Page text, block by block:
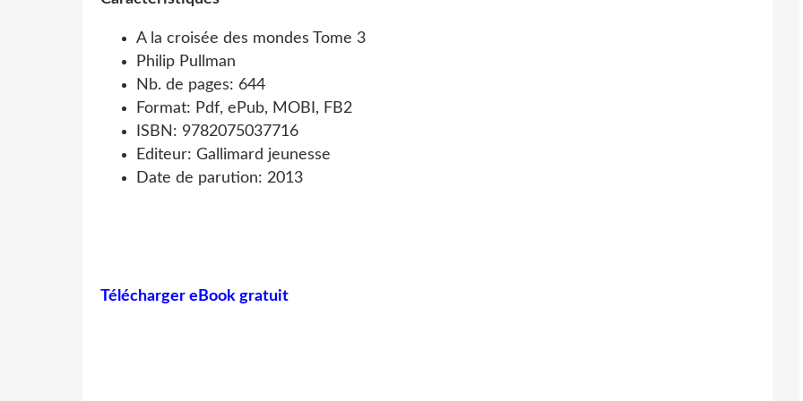
A la croisée des mondes Tome 3
Philip Pullman
Nb. de pages: 644
Format: Pdf, ePub, MOBI, FB2
ISBN: 9782075037716
Editeur: Gallimard jeunesse
Date de parution: 2013
Télécharger eBook gratuit